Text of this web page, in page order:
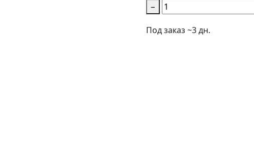
−
Под заказ ~3 дн.